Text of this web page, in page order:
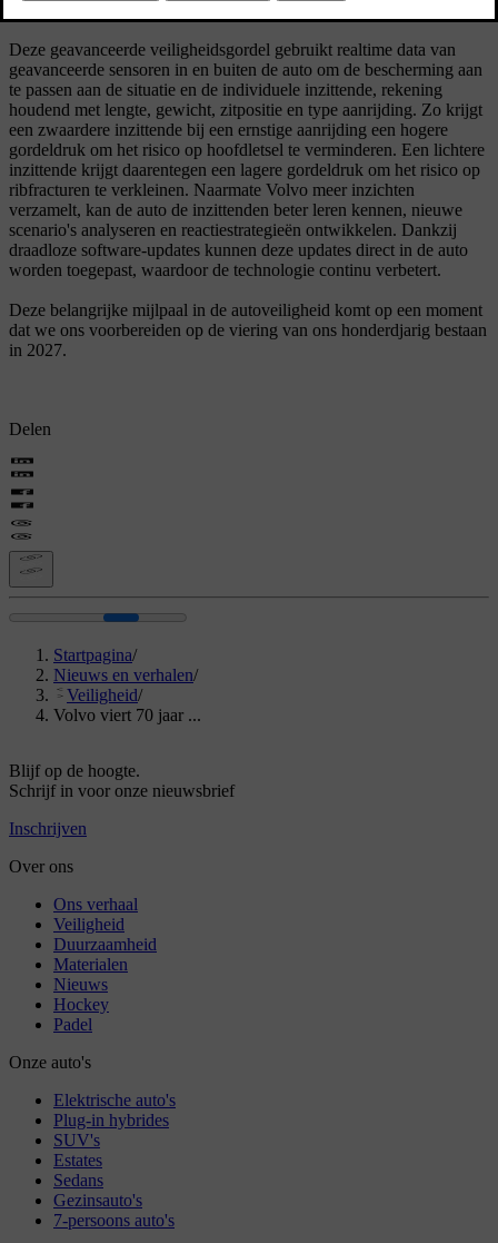
Deze geavanceerde veiligheidsgordel gebruikt realtime data van
geavanceerde sensoren in en buiten de auto om de bescherming aan
te passen aan de situatie en de individuele inzittende, rekening
houdend met lengte, gewicht, zitpositie en type aanrijding. Zo krijgt
een zwaardere inzittende bij een ernstige aanrijding een hogere
gordeldruk om het risico op hoofdletsel te verminderen. Een lichtere
inzittende krijgt daarentegen een lagere gordeldruk om het risico op
ribfracturen te verkleinen. Naarmate Volvo meer inzichten
verzamelt, kan de auto de inzittenden beter leren kennen, nieuwe
scenario's analyseren en reactiestrategieën ontwikkelen. Dankzij
draadloze software-updates kunnen deze updates direct in de auto
worden toegepast, waardoor de technologie continu verbetert.
Deze belangrijke mijlpaal in de autoveiligheid komt op een moment
dat we ons voorbereiden op de viering van ons honderdjarig bestaan
in 2027.
Delen
Startpagina/
Nieuws en verhalen/
Veiligheid/
Volvo viert 70 jaar ...